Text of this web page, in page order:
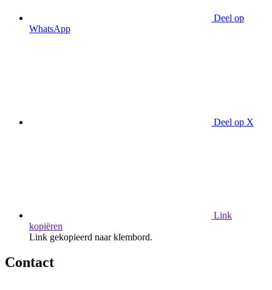
Deel op
WhatsApp
Deel op X
Link
kopiëren
Link gekopieerd naar klembord.
Contact